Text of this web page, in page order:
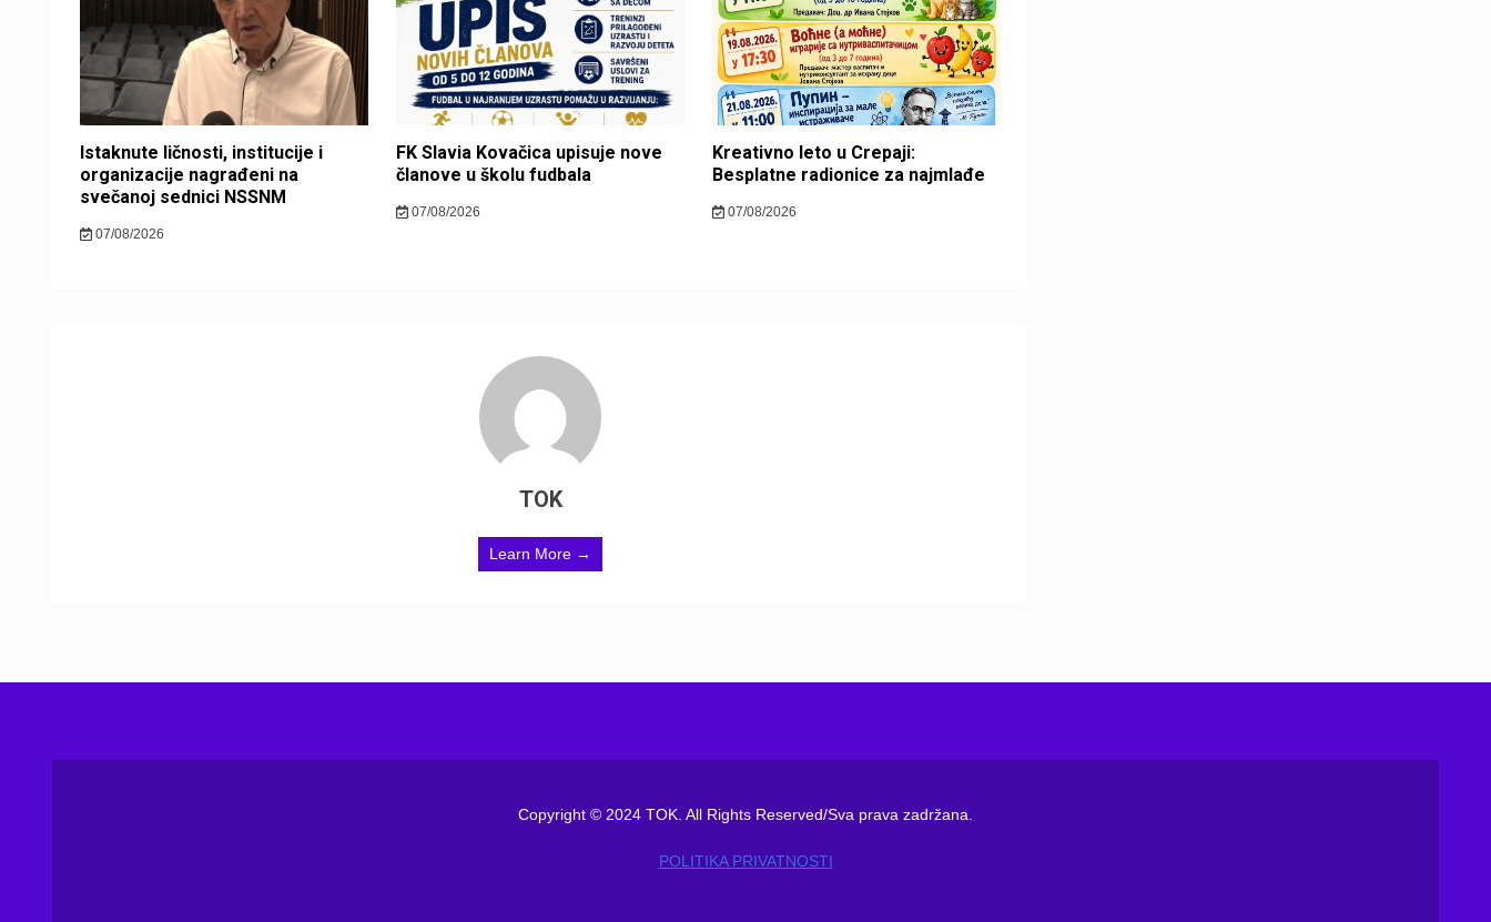
Istaknute ličnosti, institucije i
organizacije nagrađeni na
svečanoj sednici NSSNM
07/08/2026
FK Slavia Kovačica upisuje nove
članove u školu fudbala
07/08/2026
Kreativno leto u Crepaji:
Besplatne radionice za najmlađe
07/08/2026
TOK
Learn More →
Copyright © 2024 TOK. All Rights Reserved/Sva prava zadržana.
POLITIKA PRIVATNOSTI